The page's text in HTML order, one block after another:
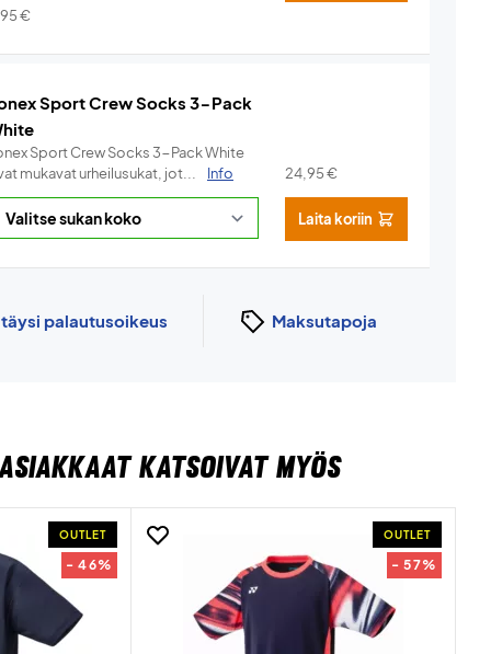
€
Sport Crew Socks 3-Pack
Sport Crew Socks 3-Pack White
mukavat urheilusukat, jot...
Info 24,95€
Laita koriin
täysi palautusoikeus Maksutapoja
KATSOIVAT MYÖS
OUTLET
- 46%
OUTLET
- 57%